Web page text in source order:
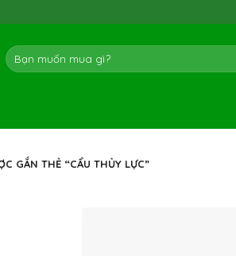
Tìm
kiếm:
GẮN THẺ “CẨU THỦY LỰC”